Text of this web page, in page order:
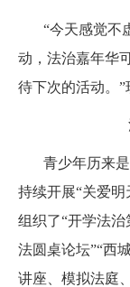
“今天感觉不
动，法治嘉年华
待下次的活动。”
青少年历来
持续开展“关爱明
组织了“开学法治
法圆桌论坛”“西
讲座、模拟法庭